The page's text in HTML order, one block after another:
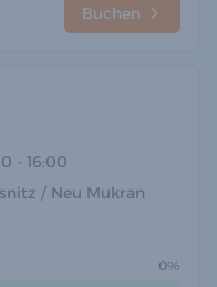
Buchen
- 16:00
/ Neu Mukran
0%